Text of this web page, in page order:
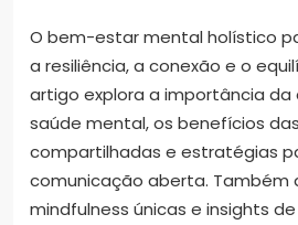
O bem-estar mental holístico
a resiliência, a conexão e o
artigo explora a importância da
saúde mental, os benefícios
compartilhadas e estratégias
comunicação aberta. Também
mindfulness únicas e insights